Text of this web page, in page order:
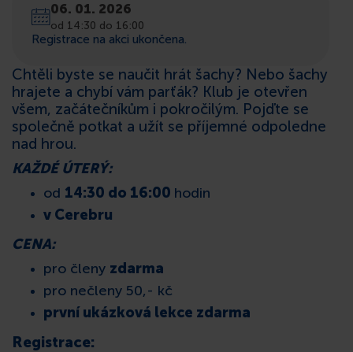
ČLENSTVÍ
CEREBRUM V MÉDIÍCH
KONTAKT
06. 01. 2026
od 14:30 do 16:00
Registrace na akci ukončena.
Chtěli byste se naučit hrát šachy? Nebo šachy
hrajete a chybí vám parťák? Klub je otevřen
všem, začátečníkům i pokročilým. Pojďte se
společně potkat a užít se příjemné odpoledne
nad hrou.
KAŽDÉ ÚTERÝ:
od 14:30 do 16:00 hodin
v Cerebru
CENA:
pro členy zdarma
pro nečleny 50,- kč
první ukázková lekce zdarma
Registrace: